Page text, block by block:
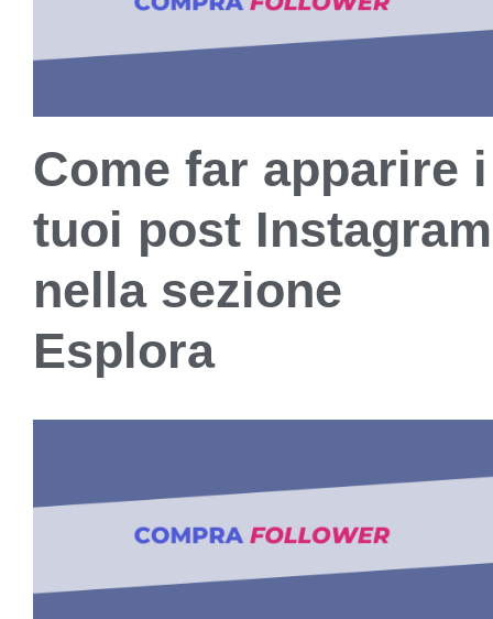
Come far apparire i
tuoi post Instagram
nella sezione
Esplora